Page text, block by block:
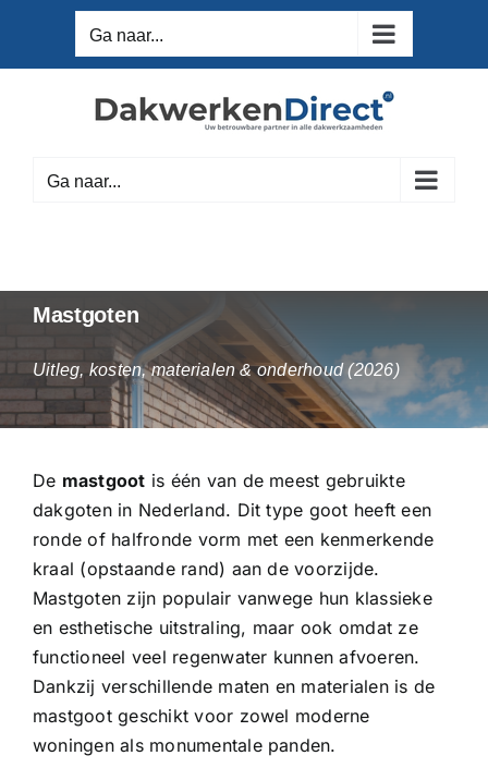
inhoud
Ga naar...
Ga naar...
Mastgoten
Uitleg, kosten, materialen & onderhoud (2026)
De mastgoot is één van de meest gebruikte
dakgotenin Nederland. Dit type goot heeft een
ronde of halfronde vorm met een kenmerkende
kraal (opstaande rand) aan de voorzijde.
Mastgoten zijn populair vanwege hun klassieke
en esthetische uitstraling, maar ook omdat ze
functioneel veel regenwater kunnen afvoeren.
Dankzij verschillende maten en materialen is de
mastgoot geschikt voor zowel moderne
woningen als monumentale panden.